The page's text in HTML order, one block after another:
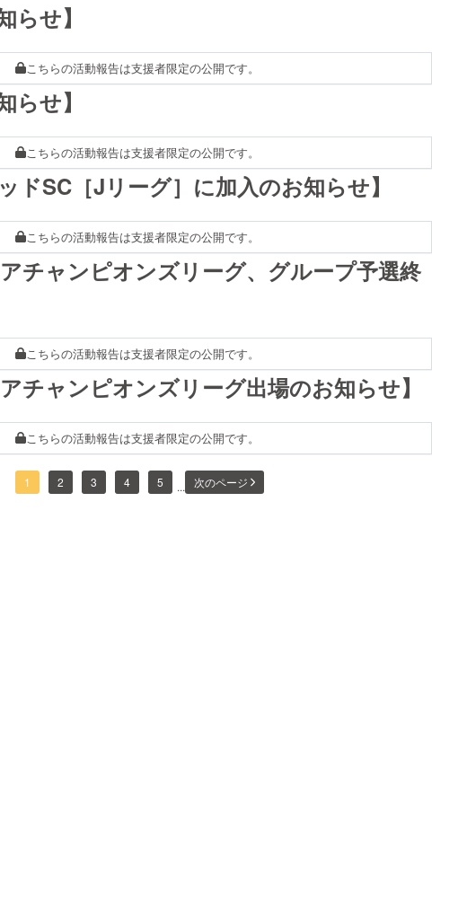
らせ】
こちらの活動報告は支援者限定の公開です。
らせ】
こちらの活動報告は支援者限定の公開です。
ドSC［Jリーグ］に加入のお知らせ】
こちらの活動報告は支援者限定の公開です。
アチャンピオンズリーグ、グループ予選終
こちらの活動報告は支援者限定の公開です。
チャンピオンズリーグ出場のお知らせ】
こちらの活動報告は支援者限定の公開です。
1 2 3 4 5 ... 次のページ